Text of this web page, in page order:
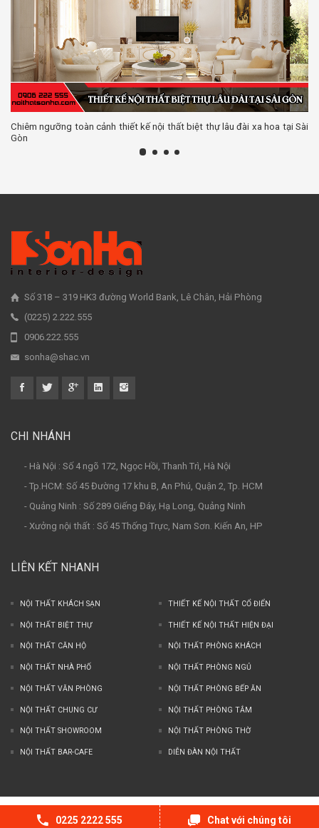
Chiêm ngưỡng toàn cảnh thiết kế nội thất biệt thự lâu đài xa hoa tại Sài
Gòn
Số 318 – 319 HK3 đường World Bank, Lê Chân, Hải Phòng
(0225) 2.222.555
0906.222.555
sonha@shac.vn
CHI NHÁNH
- Hà Nội : Số 4 ngõ 172, Ngọc Hồi, Thanh Trì, Hà Nội
- Tp.HCM: Số 45 Đường 17 khu B, An Phú, Quận 2, Tp. HCM
- Quảng Ninh : Số 289 Giếng Đáy, Hạ Long, Quảng Ninh
- Xưởng nội thất : Số 45 Thống Trực, Nam Sơn. Kiến An, HP
LIÊN KẾT NHANH
NỘI THẤT KHÁCH SẠN THIẾT KẾ NỘI THẤT CỔ ĐIỂN
NỘI THẤT BIỆT THỰ THIẾT KẾ NỘI THẤT HIỆN ĐẠI
NỘI THẤT CĂN HỘ NỘI THẤT PHÒNG KHÁCH
NỘI THẤT NHÀ PHỐ NỘI THẤT PHÒNG NGỦ
NỘI THẤT VĂN PHÒNG NỘI THẤT PHÒNG BẾP ĂN
NỘI THẤT CHUNG CƯ NỘI THẤT PHÒNG TẮM
NỘI THẤT SHOWROOM NỘI THẤT PHÒNG THỜ
NỘI THẤT BAR-CAFE DIỄN ĐÀN NỘI THẤT
© Copyright 2017 by SHAC. Designed by ZOY. All Rights Reserved.
0225 2222 555 Chat với chúng tôi